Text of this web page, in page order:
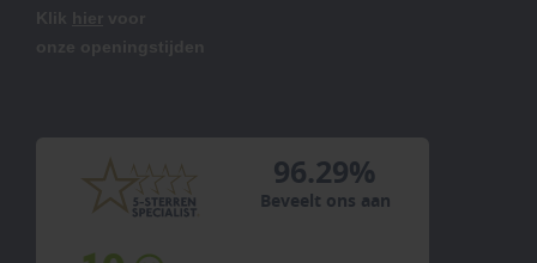
96.29%
Beveelt ons aan